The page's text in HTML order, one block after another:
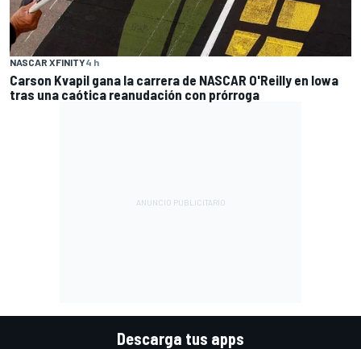
NASCAR XFINITY4 h
Carson Kvapil gana la carrera de NASCAR O'Reilly en Iowa
tras una caótica reanudación con prórroga
Descarga tus apps